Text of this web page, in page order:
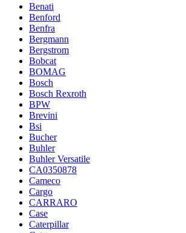
Benati
Benford
Benfra
Bergmann
Bergstrom
Bobcat
BOMAG
Bosch
Bosch Rexroth
BPW
Brevini
Bsi
Bucher
Buhler
Buhler Versatile
CA0350878
Cameco
Cargo
CARRARO
Case
Caterpillar